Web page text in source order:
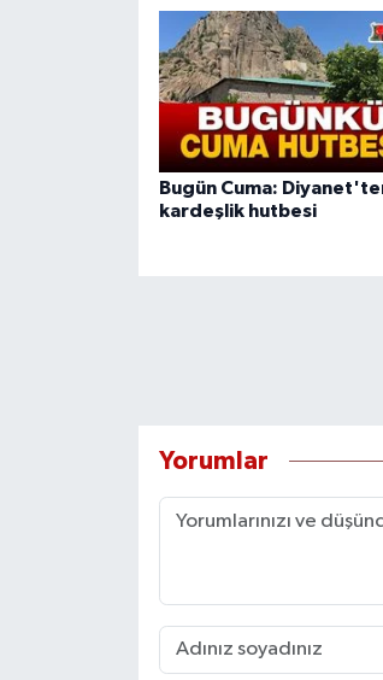
Bugün Cuma:
kardeşlik hutbesi
Yorumlar